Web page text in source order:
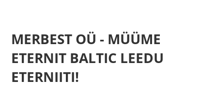
MERBEST OÜ - MÜÜME
ETERNIT BALTIC LEEDU
ETERNIITI!